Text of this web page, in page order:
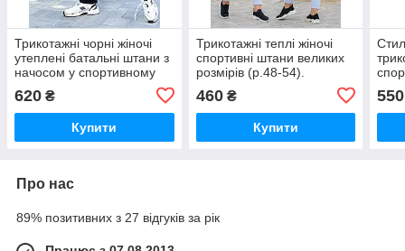
Трикотажні чорні жіночі
утеплені батальні штани з
начосом у спортивному
Арт-2751/20
620 ₴
Купити
Трикотажні теплі жіночі
спортивні штани великих
розмірів (р.48-54).
460₴
Купити
550
Про нас
89% позитивних з 27 відгуків за рік